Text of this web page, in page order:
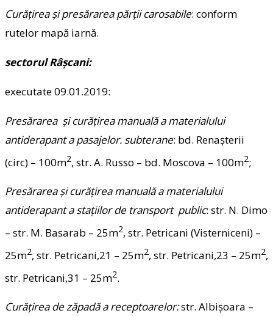
Curăţirea şi presărarea părţii carosabile: conform
rutelor mapă iarnă.
sectorul Râşcani:
executate 09.01.2019:
Presărarea şi curăţirea manuală a materialului
antiderapant a pasajelor. subterane: bd. Renaşterii
(circ) – 100m2, str. A. Russo – bd. Moscova – 100m2;
Presărarea şi curăţirea manuală a materialului
antiderapant a staţiilor de transport public: str. N. Dimo
– str. M. Basarab – 25m2, str. Petricani (Visterniceni) –
25m2, str. Petricani,21 – 25m2, str. Petricani,23 – 25m2,
str. Petricani,31 – 25m2.
Curăţirea de zăpadă a receptoarelor:str. Albişoara –